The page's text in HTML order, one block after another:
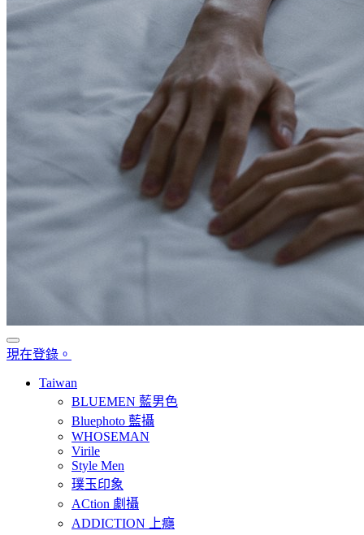
現在登錄。
Taiwan
BLUEMEN 藍男色
Bluephoto 藍攝
WHOSEMAN
Virile
Style Men
璞玉印象
ACtion 劇攝
ADDICTION 上癮